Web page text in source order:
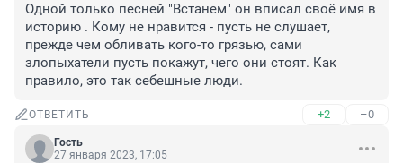
Одной только песней "Встанем" он вписал своё имя в
историю . Кому не нравится - пусть не слушает,
прежде чем обливать кого-то грязью, сами
злопыхатели пусть покажут, чего они стоят. Как
правило, это так себешные люди.
ОТВЕТИТЬ +2 –0
Гость
27 января 2023, 17:05